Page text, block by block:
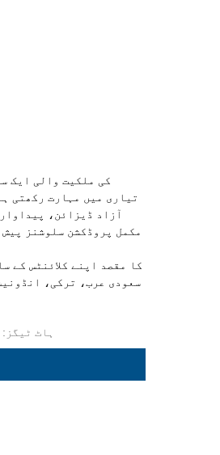
تیاری میں مہارت رکھتی
آزاد ڈیزائن،
مکمل پروڈکشن سلوشنز
ہاٹ